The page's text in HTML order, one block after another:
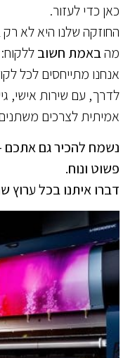
כאן כדי לעזור.
החוזקה שלנו היא לא
מהבאמת חשובללקוח:
אנחנו מתייחסים לכל
לדרך, עם שירות אישי,
אמיתית לצרכים
נשמח להכיר גם אתכם
פשוט ונוח.
דברו איתנו בכל ערוץ